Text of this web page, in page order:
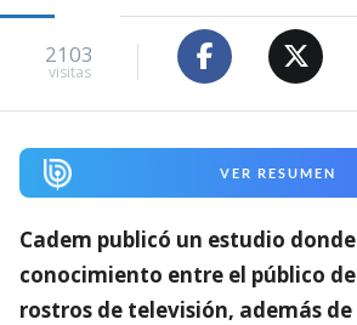
2103
visitas
VER RESUMEN
Cadem publicó un estudio
conocimiento entre el público
rostros de televisión, además